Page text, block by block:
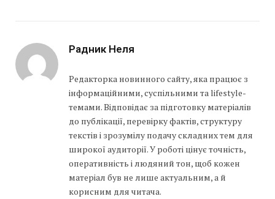
Радник Неля
Редакторка новинного сайту, яка працює з
інформаційними, суспільними та lifestyle-
темами. Відповідає за підготовку матеріалів
до публікації, перевірку фактів, структуру
текстів і зрозумілу подачу складних тем для
широкої аудиторії. У роботі цінує точність,
оперативність і людяний тон, щоб кожен
матеріал був не лише актуальним, а й
корисним для читача.